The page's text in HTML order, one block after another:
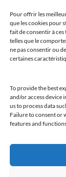
Pour offrir les
que les cookies pour
fait de consentir à
telles que le
ne pas consentir ou
certaines
To provide the best
and/or access device
us to process data
Failure to consent or
features and
Suivre
Suivre
Merci de nous